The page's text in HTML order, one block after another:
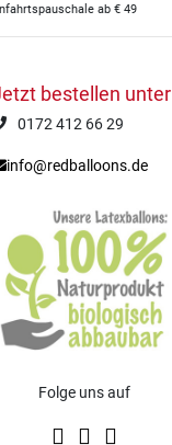
ab € 49
bestellen unter
0172 412 66 29
info@redballoons.de
Folge uns auf